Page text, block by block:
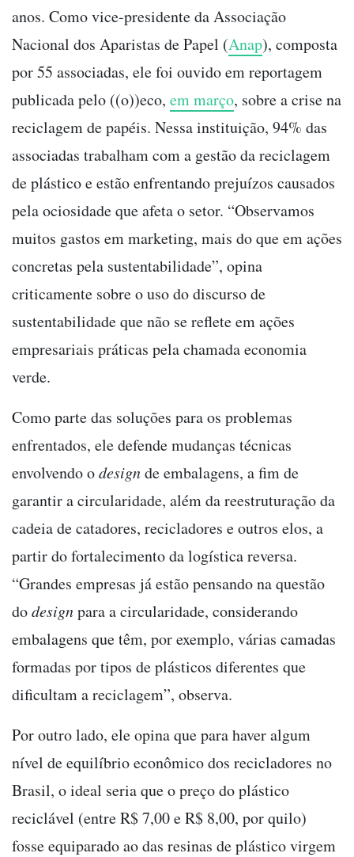
anos. Como vice-presidente da Associação
Nacional dos Aparistas de Papel (Anap), composta
por 55 associadas, ele foi ouvido em reportagem
publicada pelo ((o))eco, em março, sobre a crise na
reciclagem de papéis. Nessa instituição, 94% das
associadas trabalham com a gestão da reciclagem
de plástico e estão enfrentando prejuízos causados
pela ociosidade que afeta o setor. “Observamos
muitos gastos em marketing, mais do que em ações
concretas pela sustentabilidade”, opina
criticamente sobre o uso do discurso de
sustentabilidade que não se reflete em ações
empresariais práticas pela chamada economia
verde.
Como parte das soluções para os problemas
enfrentados, ele defende mudanças técnicas
envolvendo odesignde embalagens, a fim de
garantir a circularidade, além da reestruturação da
cadeia de catadores, recicladores e outros elos, a
partir do fortalecimento da logística reversa.
“Grandes empresas já estão pensando na questão
dodesignpara a circularidade, considerando
embalagens que têm, por exemplo, várias camadas
formadas por tipos de plásticos diferentes que
dificultam a reciclagem”, observa.
Por outro lado, ele opina que para haver algum
nível de equilíbrio econômico dos recicladores no
Brasil, o ideal seria que o preço do plástico
reciclável (entre R$ 7,00 e R$ 8,00, por quilo)
fosse equiparado ao das resinas de plástico virgem